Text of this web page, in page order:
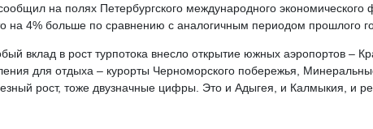
на полях Петербургского международного
на 4% больше по сравнению с аналогичным периодом прошлого
вклад в рост турпотока внесло открытие южных аэропортов –
для отдыха – курорты Черноморского побережья,
рост, тоже двузначные цифры. Это и Адыгея, и Калмыкия, и